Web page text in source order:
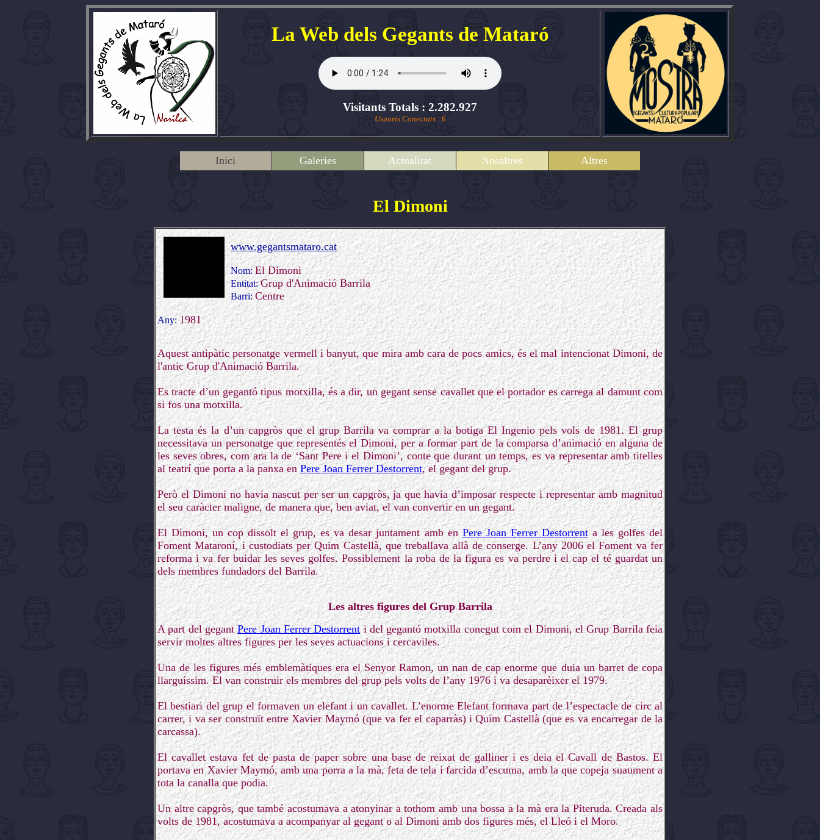
La Web dels Gegants de Mataró
Visitants Totals : 2.282.927
Usuaris Conectats : 6
Inici Galeries Actualitat Nosaltres Altres
El Dimoni
www.gegantsmataro.cat
Nom:El Dimoni
Entitat:Grup d'Animació Barrila
Barri:Centre
Any:1981
Aquest antipàtic personatge vermell i banyut, que mira amb cara de pocs amics, és el mal intencionat Dimoni, de
l'antic Grup d'Animació Barrila.
Es tracte d’un gegantó tipus motxilla, és a dir, un gegant sense cavallet que el portador es carrega al damunt com
si fos una motxilla.
La testa és la d’un capgròs que el grup Barrila va comprar a la botiga El Ingenio pels vols de 1981. El grup
necessitava un personatge que representés el Dimoni, per a formar part de la comparsa d’animació en alguna de
les seves obres, com ara la de ‘Sant Pere i el Dimoni’, conte que durant un temps, es va representar amb titelles
al teatrí que porta a la panxa enPere Joan Ferrer Destorrent, el gegant del grup.
Però el Dimoni no havia nascut per ser un capgròs, ja que havia d’imposar respecte i representar amb magnitud
el seu caràcter maligne, de manera que, ben aviat, el van convertir en un gegant.
El Dimoni, un cop dissolt el grup, es va desar juntament amb enPere Joan Ferrer Destorrenta les golfes del
Foment Mataroní, i custodiats per Quim Castellà, que treballava allà de conserge. L’any 2006 el Foment va fer
reforma i va fer buidar les seves golfes. Possiblement la roba de la figura es va perdre i el cap el té guardat un
dels membres fundadors del Barrila.
Les altres figures del Grup Barrila
A part del gegantPere Joan Ferrer Destorrenti del gegantó motxilla conegut com el Dimoni, el Grup Barrila feia
servir moltes altres figures per les seves actuacions i cercaviles.
Una de les figures més emblemàtiques era el Senyor Ramon, un nan de cap enorme que duia un barret de copa
llarguíssim. El van construir els membres del grup pels volts de l’any 1976 i va desaparèixer el 1979.
El bestiari del grup el formaven un elefant i un cavallet. L’enorme Elefant formava part de l’espectacle de circ al
carrer, i va ser construït entre Xavier Maymó (que va fer el caparràs) i Quim Castellà (que es va encarregar de la
carcassa).
El cavallet estava fet de pasta de paper sobre una base de reixat de galliner i es deia el Cavall de Bastos. El
portava en Xavier Maymó, amb una porra a la mà, feta de tela i farcida d’escuma, amb la que copeja suaument a
tota la canalla que podia.
Un altre capgròs, que també acostumava a atonyinar a tothom amb una bossa a la mà era la Piteruda. Creada als
volts de 1981, acostumava a acompanyar al gegant o al Dimoni amb dos figures més, el Lleó i el Moro.